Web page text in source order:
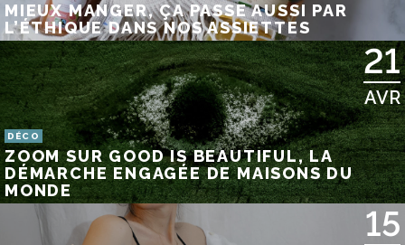
MIEUX MANGER, ÇA PASSE AUSSI PAR
L’ÉTHIQUE DANS NOS ASSIETTES
21
AVR
DÉCO
ZOOM SUR GOOD IS BEAUTIFUL, LA
DÉMARCHE ENGAGÉE DE MAISONS DU
MONDE
15